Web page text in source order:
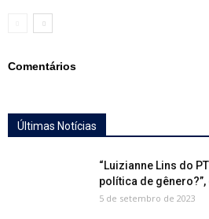
Comentários
Últimas Notícias
“Luizianne Lins do
política de
5 de setembro de 2023